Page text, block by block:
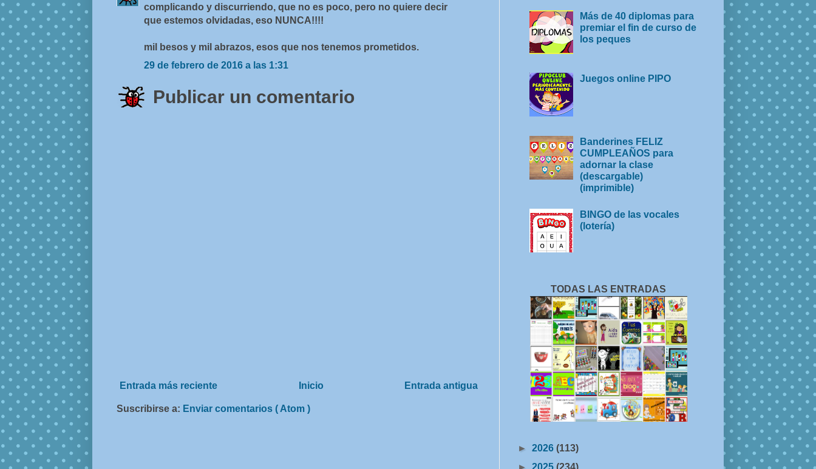
complicando y discurriendo, que no es poco, pero no quiere decir
que estemos olvidadas, eso NUNCA!!!!
mil besos y mil abrazos, esos que nos tenemos prometidos.
29 de febrero de 2016 a las 1:31
Publicar un comentario
Entrada más reciente Entrada antigua
Inicio
Suscribirse a: Enviar comentarios ( Atom )
Más de 40 diplomas para
premiar el fin de curso de
los peques
Juegos online PIPO
Banderines FELIZ
CUMPLEAÑOS para
adornar la clase
(descargable)
(imprimible)
BINGO de las vocales
(lotería)
TODAS LAS ENTRADAS
► 2026 (113)